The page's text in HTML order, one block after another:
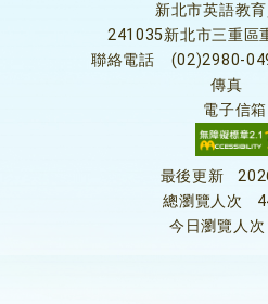
新北市英語教
241035新北市三重區
聯絡電話
(02)2980-
傳真
電子信箱
最後更新
總瀏覽人次
今日瀏覽人次